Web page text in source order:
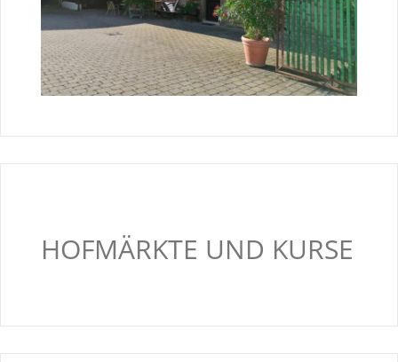
HOFMÄRKTE UND KURSE